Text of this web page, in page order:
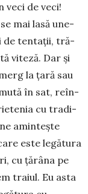
veci de veci!
mai lasă une­
de tentaţii, tră­
viteză. Dar şi
la ţară sau
în sat, reîn­
cu tradi­
amin­­teşte
este le­gă­tura
cu ţărâna pe
traiul. Eu asta